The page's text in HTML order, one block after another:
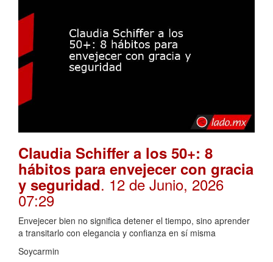
Claudia Schiffer a los 50+: 8
hábitos para envejecer con gracia
y seguridad. 12 de Junio, 2026
07:29
Envejecer bien no significa detener el tiempo, sino aprender
a transitarlo con elegancia y confianza en sí misma
Soycarmin